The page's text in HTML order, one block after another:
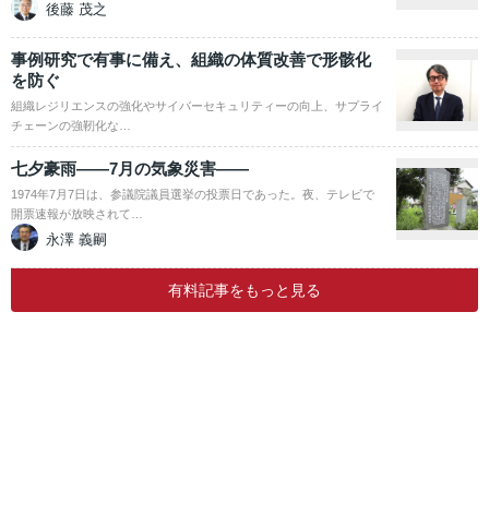
後藤 茂之
事例研究で有事に備え、組織の体質改善で形骸化
を防ぐ
組織レジリエンスの強化やサイバーセキュリティーの向上、サプライ
チェーンの強靭化な…
七夕豪雨――7月の気象災害――
1974年7月7日は、参議院議員選挙の投票日であった。夜、テレビで
開票速報が放映されて…
永澤 義嗣
有料記事をもっと見る